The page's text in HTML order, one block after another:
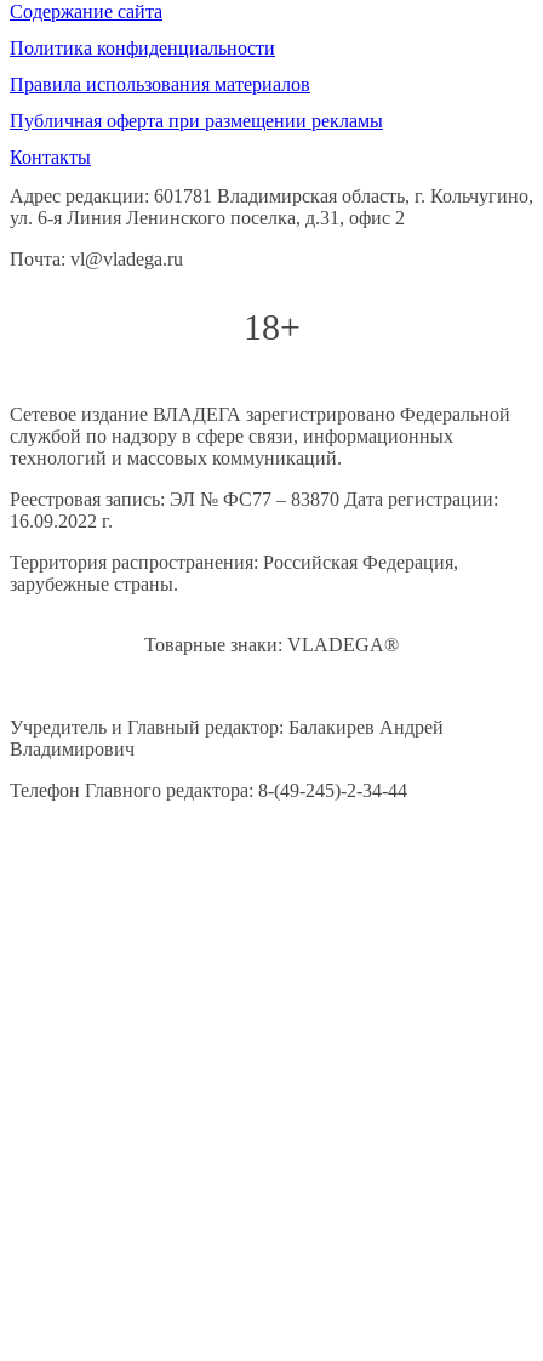
Содержание сайта
Политика конфиденциальности
Правила использования материалов
Публичная оферта при размещении рекламы
Контакты
Адрес редакции: 601781 Владимирская область, г. Кольчугино,
ул. 6-я Линия Ленинского поселка, д.31, офис 2
Почта: vl@vladega.ru
18+
Сетевое издание ВЛАДЕГА зарегистрировано Федеральной
службой по надзору в сфере связи, информационных
технологий и массовых коммуникаций.
Реестровая запись: ЭЛ № ФС77 – 83870 Дата регистрации:
16.09.2022 г.
Территория распространения: Российская Федерация,
зарубежные страны.
Товарные знаки: VLADEGA®
Учредитель и Главный редактор: Балакирев Андрей
Владимирович
Телефон Главного редактора: 8-(49-245)-2-34-44